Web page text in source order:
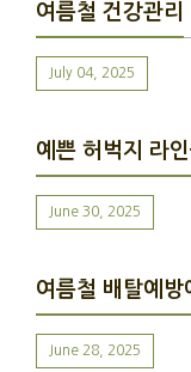
여름철 건강관리
July 04, 2025
예쁜 허벅지 라
June 30, 2025
여름철 배탈예방
June 28, 2025